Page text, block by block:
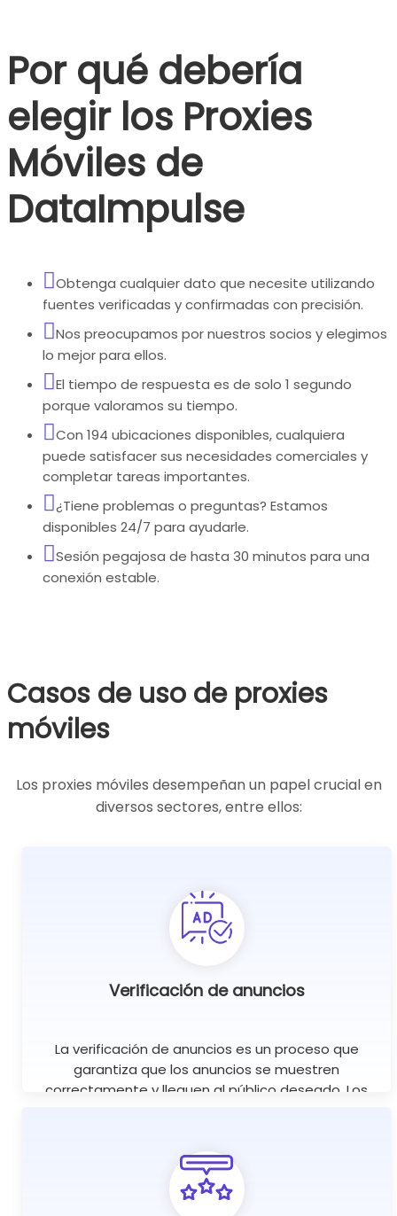
Por qué debería
elegir los Proxies
Móviles de
DataImpulse
Obtenga cualquier dato que necesite utilizando
fuentes verificadas y confirmadas con precisión.
Nos preocupamos por nuestros socios y elegimos
lo mejor para ellos.
El tiempo de respuesta es de solo 1 segundo
porque valoramos su tiempo.
Con 194 ubicaciones disponibles, cualquiera
puede satisfacer sus necesidades comerciales y
completar tareas importantes.
¿Tiene problemas o preguntas? Estamos
disponibles 24/7 para ayudarle.
Sesión pegajosa de hasta 30 minutos para una
conexión estable.
Casos de uso de proxies
móviles
Los proxies móviles desempeñan un papel crucial en
diversos sectores, entre ellos:
Verificación de anuncios
La verificación de anuncios es un proceso que
garantiza que los anuncios se muestren
correctamente y lleguen al público deseado. Los
muestran en los sitios web correctos..